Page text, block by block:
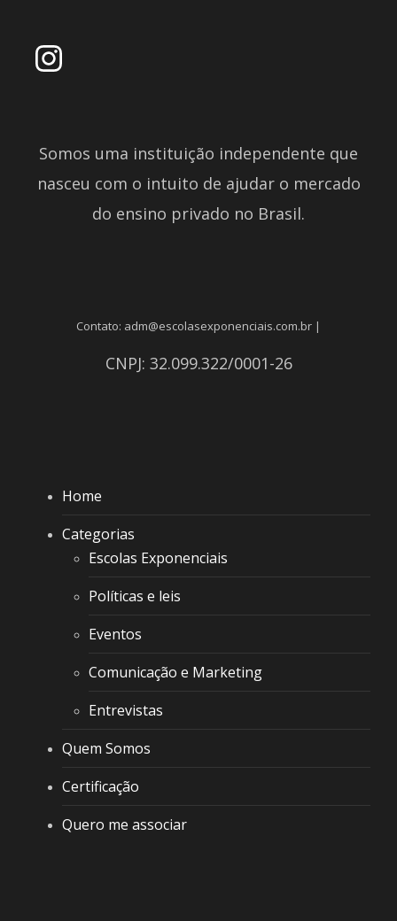
Somos uma instituição independente que
nasceu com o intuito de ajudar o mercado
do ensino privado no Brasil.
Contato: adm@escolasexponenciais.com.br |
CNPJ: 32.099.322/0001-26
Home
Categorias
Escolas Exponenciais
Políticas e leis
Eventos
Comunicação e Marketing
Entrevistas
Quem Somos
Certificação
Quero me associar